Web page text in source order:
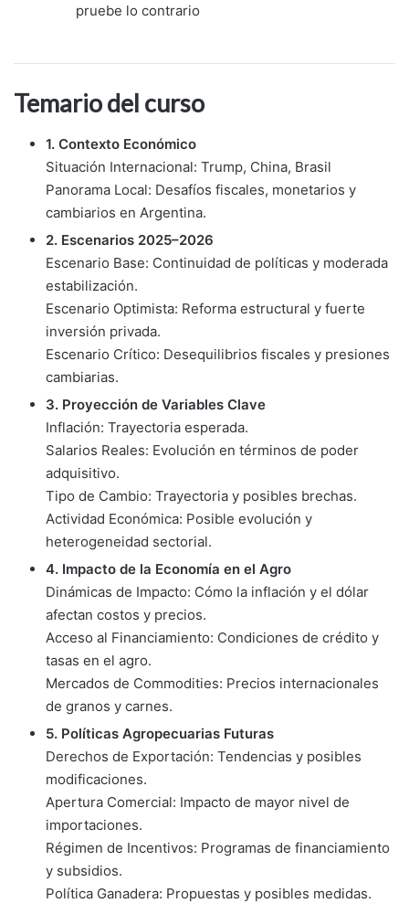
pruebe lo contrario
Temario del curso
1. Contexto Económico
Situación Internacional: Trump, China, Brasil
Panorama Local: Desafíos fiscales, monetarios y
cambiarios en Argentina.
2. Escenarios 2025–2026
Escenario Base: Continuidad de políticas y moderada
estabilización.
Escenario Optimista: Reforma estructural y fuerte
inversión privada.
Escenario Crítico: Desequilibrios fiscales y presiones
cambiarias.
3. Proyección de Variables Clave
Inflación: Trayectoria esperada.
Salarios Reales: Evolución en términos de poder
adquisitivo.
Tipo de Cambio: Trayectoria y posibles brechas.
Actividad Económica: Posible evolución y
heterogeneidad sectorial.
4. Impacto de la Economía en el Agro
Dinámicas de Impacto: Cómo la inflación y el dólar
afectan costos y precios.
Acceso al Financiamiento: Condiciones de crédito y
tasas en el agro.
Mercados de Commodities: Precios internacionales
de granos y carnes.
5. Políticas Agropecuarias Futuras
Derechos de Exportación: Tendencias y posibles
modificaciones.
Apertura Comercial: Impacto de mayor nivel de
importaciones.
Régimen de Incentivos: Programas de financiamiento
y subsidios.
Política Ganadera: Propuestas y posibles medidas.